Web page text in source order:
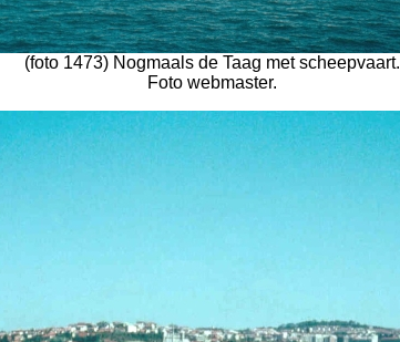
(foto 1473) Nogmaals de Taag met scheepvaart.
Foto webmaster.